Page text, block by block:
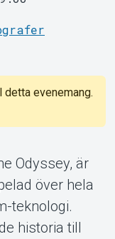
evenemang.
Odyssey, är
över hela
teknologi.
historia till